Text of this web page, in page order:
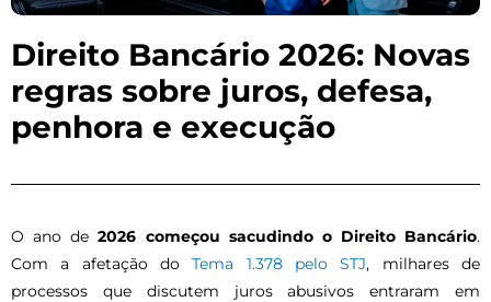
Direito Bancário 2026: Novas
regras sobre juros, defesa,
penhora e execução
O ano de2026 começou sacudindo o Direito Bancário.
Com a afetação doTema 1.378 pelo STJ, milhares de
processos que discutem juros abusivos entraram em
:
Calcular
Juros
Reduzir
Dívidas